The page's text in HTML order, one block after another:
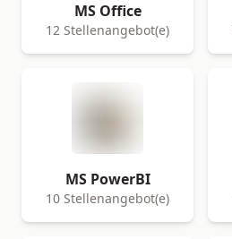
MS Office
12 Stellenangebot(e)
MS PowerBI
10 Stellenangebot(e)